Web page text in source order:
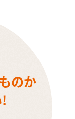
のか